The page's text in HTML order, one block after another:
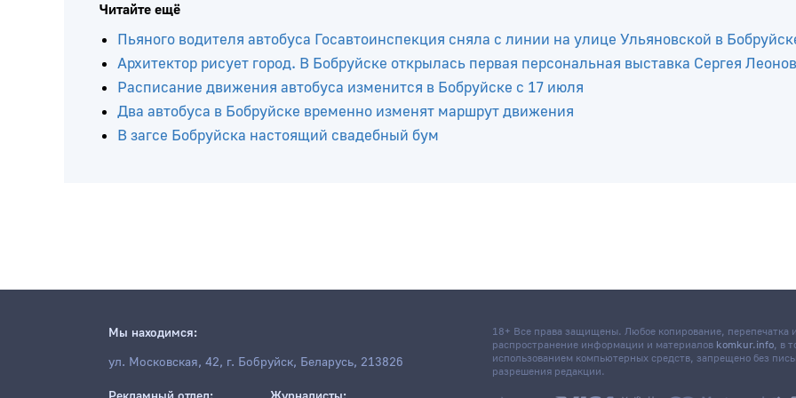
Читайте ещё
Пьяного водителя автобуса Госавтоинспекция сняла с линии на улице Ульяновской в
Архитектор рисует город. В Бобруйске открылась первая персональная выставка Сергея
Расписание движения автобуса изменится в Бобруйске с 17 июля
Два автобуса в Бобруйске временно изменят маршрут движения
В загсе Бобруйска настоящий свадебный бум
Мы находимся:
ул. Московская, 42, г. Бобруйск, Беларусь, 213826
18+ Все права защищены. Любое копирование, перепечатка
распространение информации и материалов komkur.info, в
использованием компьютерных средств, запрещено без
разрешения редакции.